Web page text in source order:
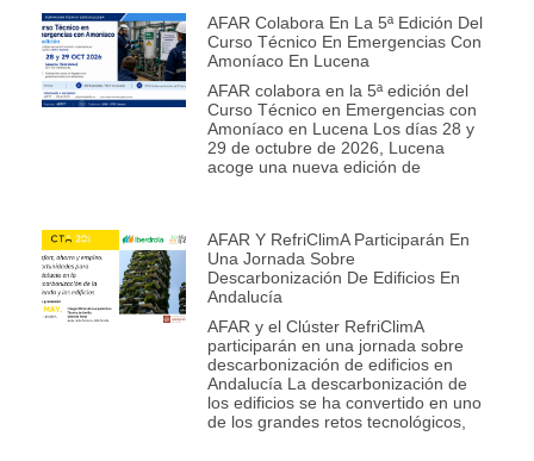
AFAR Colabora En La 5ª Edición Del
Curso Técnico En Emergencias Con
Amoníaco En Lucena
AFAR colabora en la 5ª edición del
Curso Técnico en Emergencias con
Amoníaco en Lucena Los días 28 y
29 de octubre de 2026, Lucena
acoge una nueva edición de
AFAR Y RefriClimA Participarán En
Una Jornada Sobre
Descarbonización De Edificios En
Andalucía
AFAR y el Clúster RefriClimA
participarán en una jornada sobre
descarbonización de edificios en
Andalucía La descarbonización de
los edificios se ha convertido en uno
de los grandes retos tecnológicos,